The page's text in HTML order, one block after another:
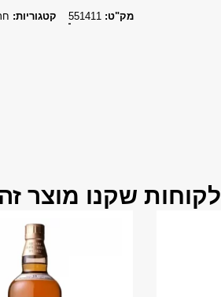
מק"ט:551411 קטגוריות:
לקוחות שקנו מוצר